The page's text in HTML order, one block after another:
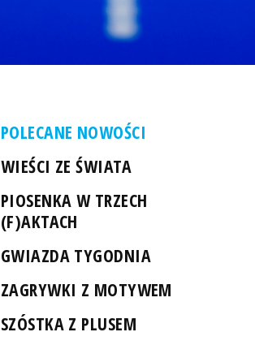
POLECANE NOWOŚCI
WIEŚCI ZE ŚWIATA
PIOSENKA W TRZECH
(F)AKTACH
GWIAZDA TYGODNIA
ZAGRYWKI Z MOTYWEM
SZÓSTKA Z PLUSEM